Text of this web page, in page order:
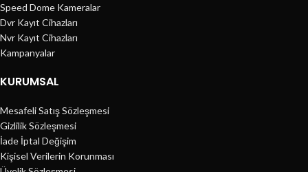
Speed Dome Kameralar
Dvr Kayıt Cihazları
Nvr Kayıt Cihazları
Kampanyalar
KURUMSAL
Mesafeli Satış Sözleşmesi
Gizlilik Sözleşmesi
İade İptal Değişim
Kişisel Verilerin Korunması